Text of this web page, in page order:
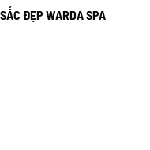
ĐẸP WARDA SPA